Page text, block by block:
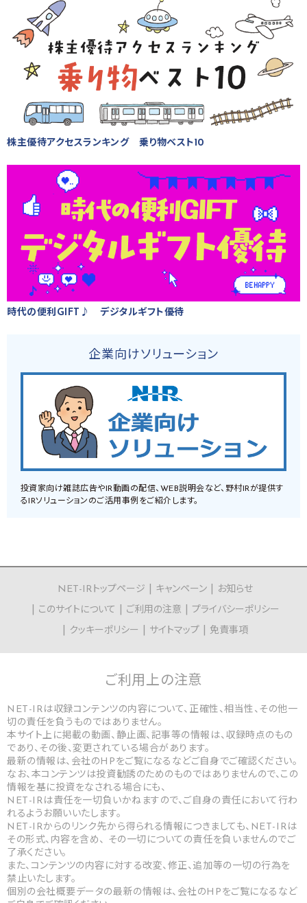
株主優待アクセスランキング 乗り物ベスト10
時代の便利GIFT♪ デジタルギフト優待
企業向けソリューション
投資家向け雑誌広告やIR動画の配信、WEB説明会など、野村IRが提供す
るIRソリューションのご活用事例をご紹介します。
NET-IRトップページ キャンペーン
お知らせ
このサイトについて
ご利用の注意
プライバシーポリシー
クッキーポリシー
サイトマップ 免責事項
ご利用上の注意
NET-IRは収録コンテンツの内容について、正確性、相当性、その他一
切の責任を負うものではありません。
本サイト上に掲載の動画、静止画、記事等の情報は、収録時点のもの
であり、その後、変更されている場合があります。
最新の情報は、会社のHPをご覧になるなどご自身でご確認ください。
なお、本コンテンツは投資勧誘のためのものではありませんので、この
情報を基に投資をなされる場合にも、
NET-IRは責任を一切負いかねますので、ご自身の責任において行わ
れるようお願いいたします。
NET-IRからのリンク先から得られる情報につきましても、NET-IRは
その形式、内容を含め、 その一切についての責任を負いませんのでご
了承ください。
また、コンテンツの内容に対する改変、修正、追加等の一切の行為を
禁止いたします。
個別の会社概要データの最新の情報は、会社のHPをご覧になるなど